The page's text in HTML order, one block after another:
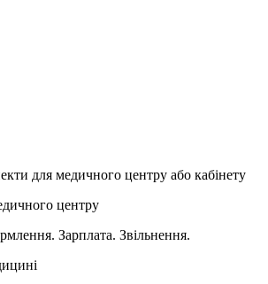
для медичного центру або кабінету
центру
Зарплата. Звільнення.